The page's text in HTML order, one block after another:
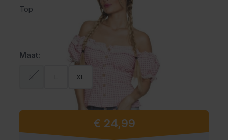
Top Dirndl roze/wit
Maat:
M L XL
Vanaf:
€ 24,99